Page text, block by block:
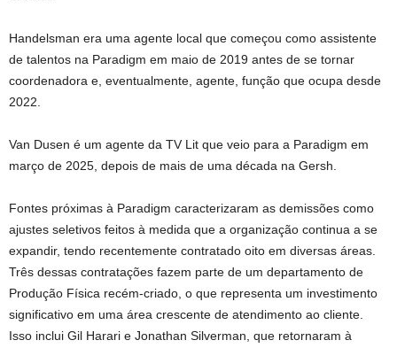
Handelsman era uma agente local que começou como assistente
de talentos na Paradigm em maio de 2019 antes de se tornar
coordenadora e, eventualmente, agente, função que ocupa desde
2022.
Van Dusen é um agente da TV Lit que veio para a Paradigm em
março de 2025, depois de mais de uma década na Gersh.
Fontes próximas à Paradigm caracterizaram as demissões como
ajustes seletivos feitos à medida que a organização continua a se
expandir, tendo recentemente contratado oito em diversas áreas.
Três dessas contratações fazem parte de um departamento de
Produção Física recém-criado, o que representa um investimento
significativo em uma área crescente de atendimento ao cliente.
Isso inclui Gil Harari e Jonathan Silverman, que retornaram à